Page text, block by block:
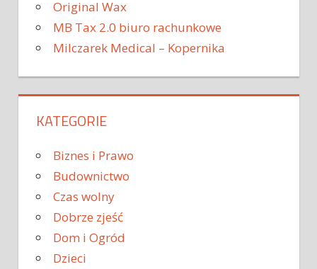
Original Wax
MB Tax 2.0 biuro rachunkowe
Milczarek Medical – Kopernika
KATEGORIE
Biznes i Prawo
Budownictwo
Czas wolny
Dobrze zjeść
Dom i Ogród
Dzieci